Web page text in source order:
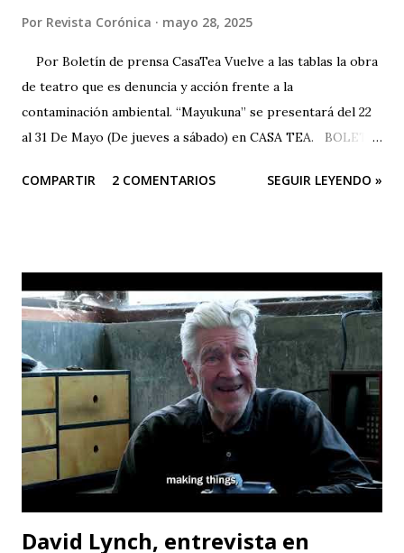
Por Revista Corónica mayo 28, 2025
Por Boletín de prensa CasaTea Vuelve a las tablas la obra
de teatro que es denuncia y acción frente a la
contaminación ambiental. “Mayukuna” se presentará del 22
al 31 De Mayo (De jueves a sábado) en CASA TEA. BOLETÍN
a un medio ambiente saludable.” El arte es una herramienta
“Mayukuna”; a través del cuerpo, la música, el canto, el
baile... podemos dar voz a las comunidades afectadas y
luchar por la protección de nuestros ríos. Las funciones
serán en CASA TEA del 22 al 31 de mayo (de jueves a sábado).
La contaminación del agua es uno de los principales
problemas que enfrentan las comunidades que viven cerca
de los ríos; pero no solo eso, la cantidad de químicos que
son usados en la minería están afectando la salud de todas ...
COMPARTIR 2 COMENTARIOS SEGUIR LEYENDO »
David Lynch, entrevista en